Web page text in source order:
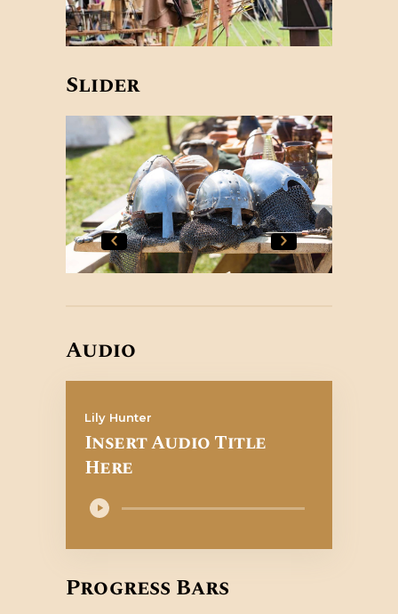
Slider
Audio
Lily Hunter
Insert Audio Title
Here
Odtwarzacz
plików
Progress Bars